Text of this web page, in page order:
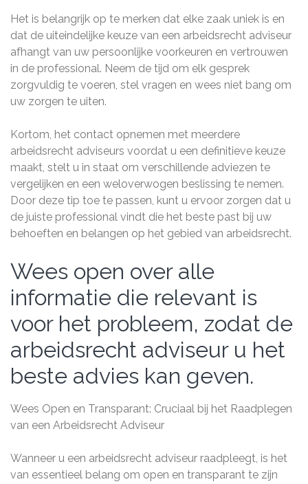
Het is belangrijk op te merken dat elke zaak uniek is en
dat de uiteindelijke keuze van een arbeidsrecht adviseur
afhangt van uw persoonlijke voorkeuren en vertrouwen
in de professional. Neem de tijd om elk gesprek
zorgvuldig te voeren, stel vragen en wees niet bang om
uw zorgen te uiten.
Kortom, het contact opnemen met meerdere
arbeidsrecht adviseurs voordat u een definitieve keuze
maakt, stelt u in staat om verschillende adviezen te
vergelijken en een weloverwogen beslissing te nemen.
Door deze tip toe te passen, kunt u ervoor zorgen dat u
de juiste professional vindt die het beste past bij uw
behoeften en belangen op het gebied van arbeidsrecht.
Wees open over alle
informatie die relevant is
voor het probleem, zodat de
arbeidsrecht adviseur u het
beste advies kan geven.
Wees Open en Transparant: Cruciaal bij het Raadplegen
van een Arbeidsrecht Adviseur
Wanneer u een arbeidsrecht adviseur raadpleegt, is het
van essentieel belang om open en transparant te zijn